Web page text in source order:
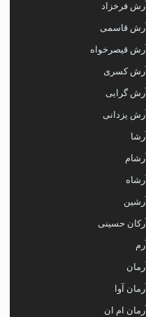
آرش فرخزاد
آرش قاسمی
آرش قیصرخواه
آرش کسری
آرش گرایی
آرش یزدانی
آرشا
آرشام
آرشاه
آرشین
آرکان حسینی
آرم
آرمان
آرمان آوا
آرمان ام ان